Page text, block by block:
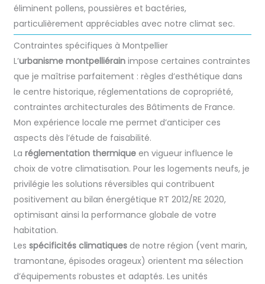
éliminent pollens, poussières et bactéries,
particulièrement appréciables avec notre climat sec.
Contraintes spécifiques à Montpellier
L’urbanisme montpelliérainimpose certaines contraintes
que je maîtrise parfaitement : règles d’esthétique dans
le centre historique, réglementations de copropriété,
contraintes architecturales des Bâtiments de France.
Mon expérience locale me permet d’anticiper ces
aspects dès l’étude de faisabilité.
La réglementation thermiqueen vigueur influence le
choix de votre climatisation. Pour les logements neufs, je
privilégie les solutions réversibles qui contribuent
positivement au bilan énergétique RT 2012/RE 2020,
optimisant ainsi la performance globale de votre
habitation.
Les spécificités climatiquesde notre région (vent marin,
tramontane, épisodes orageux) orientent ma sélection
d’équipements robustes et adaptés. Les unités